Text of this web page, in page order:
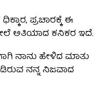
ಪ್ರಚಾರಕ್ಕೆ ಈ
ಅತಿಯಾದ ಕನಿಕರ ಇದೆ.
ನಾನು ಹೇಳಿದ ಮಾತು
ನನ್ನ ನಿಜವಾದ